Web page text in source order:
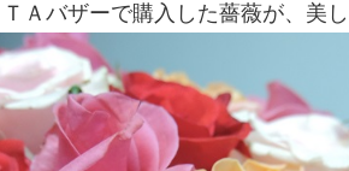
Ａバザーで購入した薔薇が、美し